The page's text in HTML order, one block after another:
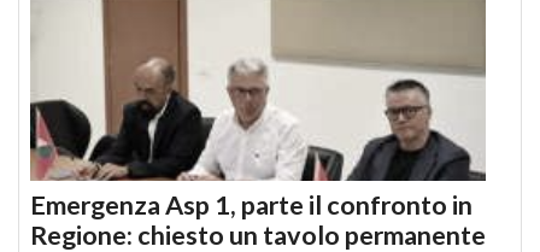
Emergenza Asp 1, parte il confronto in
Regione: chiesto un tavolo permanente